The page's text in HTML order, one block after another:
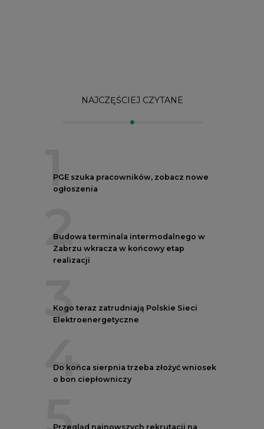
NAJCZĘŚCIEJ CZYTANE
1
PGE szuka pracowników, zobacz nowe
ogłoszenia
2
Budowa terminala intermodalnego w
Zabrzu wkracza w końcowy etap
realizacji
3
Kogo teraz zatrudniają Polskie Sieci
Elektroenergetyczne
4
Do końca sierpnia trzeba złożyć wniosek
o bon ciepłowniczy
Przegląd najnowszych rekrutacji na